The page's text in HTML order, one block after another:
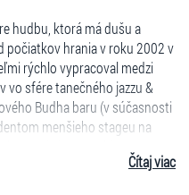
hudbu, ktorá má dušu a
počiatkov hrania v roku 2002 v
rýchlo vypracoval medzi
vo sfére tanečného jazzu &
Budha baru (v súčasnosti
menšieho stageu na
Čítaj viac